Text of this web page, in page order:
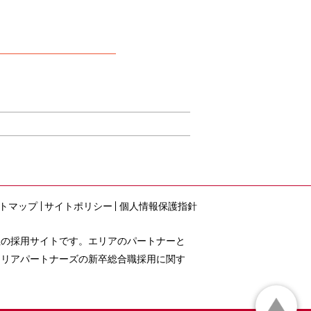
マップ サイトポリシー 個人情報保護指針
採用サイトです。エリアのパートナーと
アパートナーズの新卒総合職採用に関す